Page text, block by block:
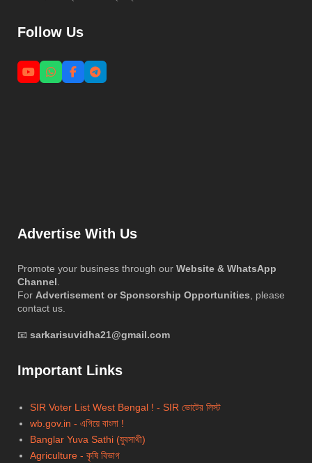
Follow Us
Advertise With Us
Promote your business through our Website & WhatsApp
Channel
For Advertisement or Sponsorship Opportunities , please
contact us.
📧 sarkarisuvidha21@gmail.com
Important Links
SIR Voter List West Bengal ! - SIR ভোটের লিস্ট
wb.gov.in - এগিয়ে বাংলা !
Banglar Yuva Sathi (যুবসাথী)
Agriculture - কৃষি বিভাগ